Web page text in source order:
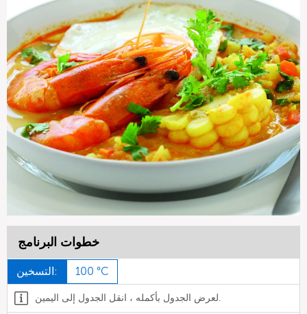
خطوات البرنامج
التسخين: 100 °C
لعرض الجدول بأكمله ، انقل الجدول إلى اليمين.